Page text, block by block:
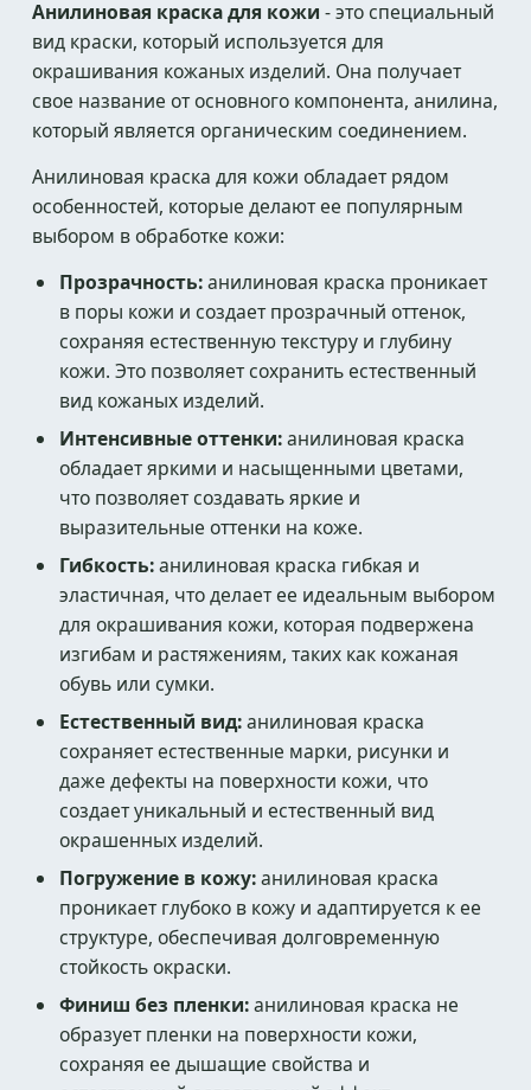
Анилиновая краска для кожи - это специальный
вид краски, который используется для
окрашивания кожаных изделий. Она получает
свое название от основного компонента, анилина,
который является органическим соединением.
Анилиновая краска для кожи обладает рядом
особенностей, которые делают ее популярным
выбором в обработке кожи:
Прозрачность:анилиновая краска проникает
в поры кожи и создает прозрачный оттенок,
сохраняя естественную текстуру и глубину
кожи. Это позволяет сохранить естественный
вид кожаных изделий.
Интенсивные оттенки:анилиновая краска
обладает яркими и насыщенными цветами,
что позволяет создавать яркие и
выразительные оттенки на коже.
Гибкость:анилиновая краска гибкая и
эластичная, что делает ее идеальным выбором
для окрашивания кожи, которая подвержена
изгибам и растяжениям, таких как кожаная
обувь или сумки.
Естественный вид:анилиновая краска
сохраняет естественные марки, рисунки и
даже дефекты на поверхности кожи, что
создает уникальный и естественный вид
окрашенных изделий.
Погружение в кожу:анилиновая краска
проникает глубоко в кожу и адаптируется к ее
структуре, обеспечивая долговременную
стойкость окраски.
Финиш без пленки:анилиновая краска не
образует пленки на поверхности кожи,
сохраняя ее дышащие свойства и